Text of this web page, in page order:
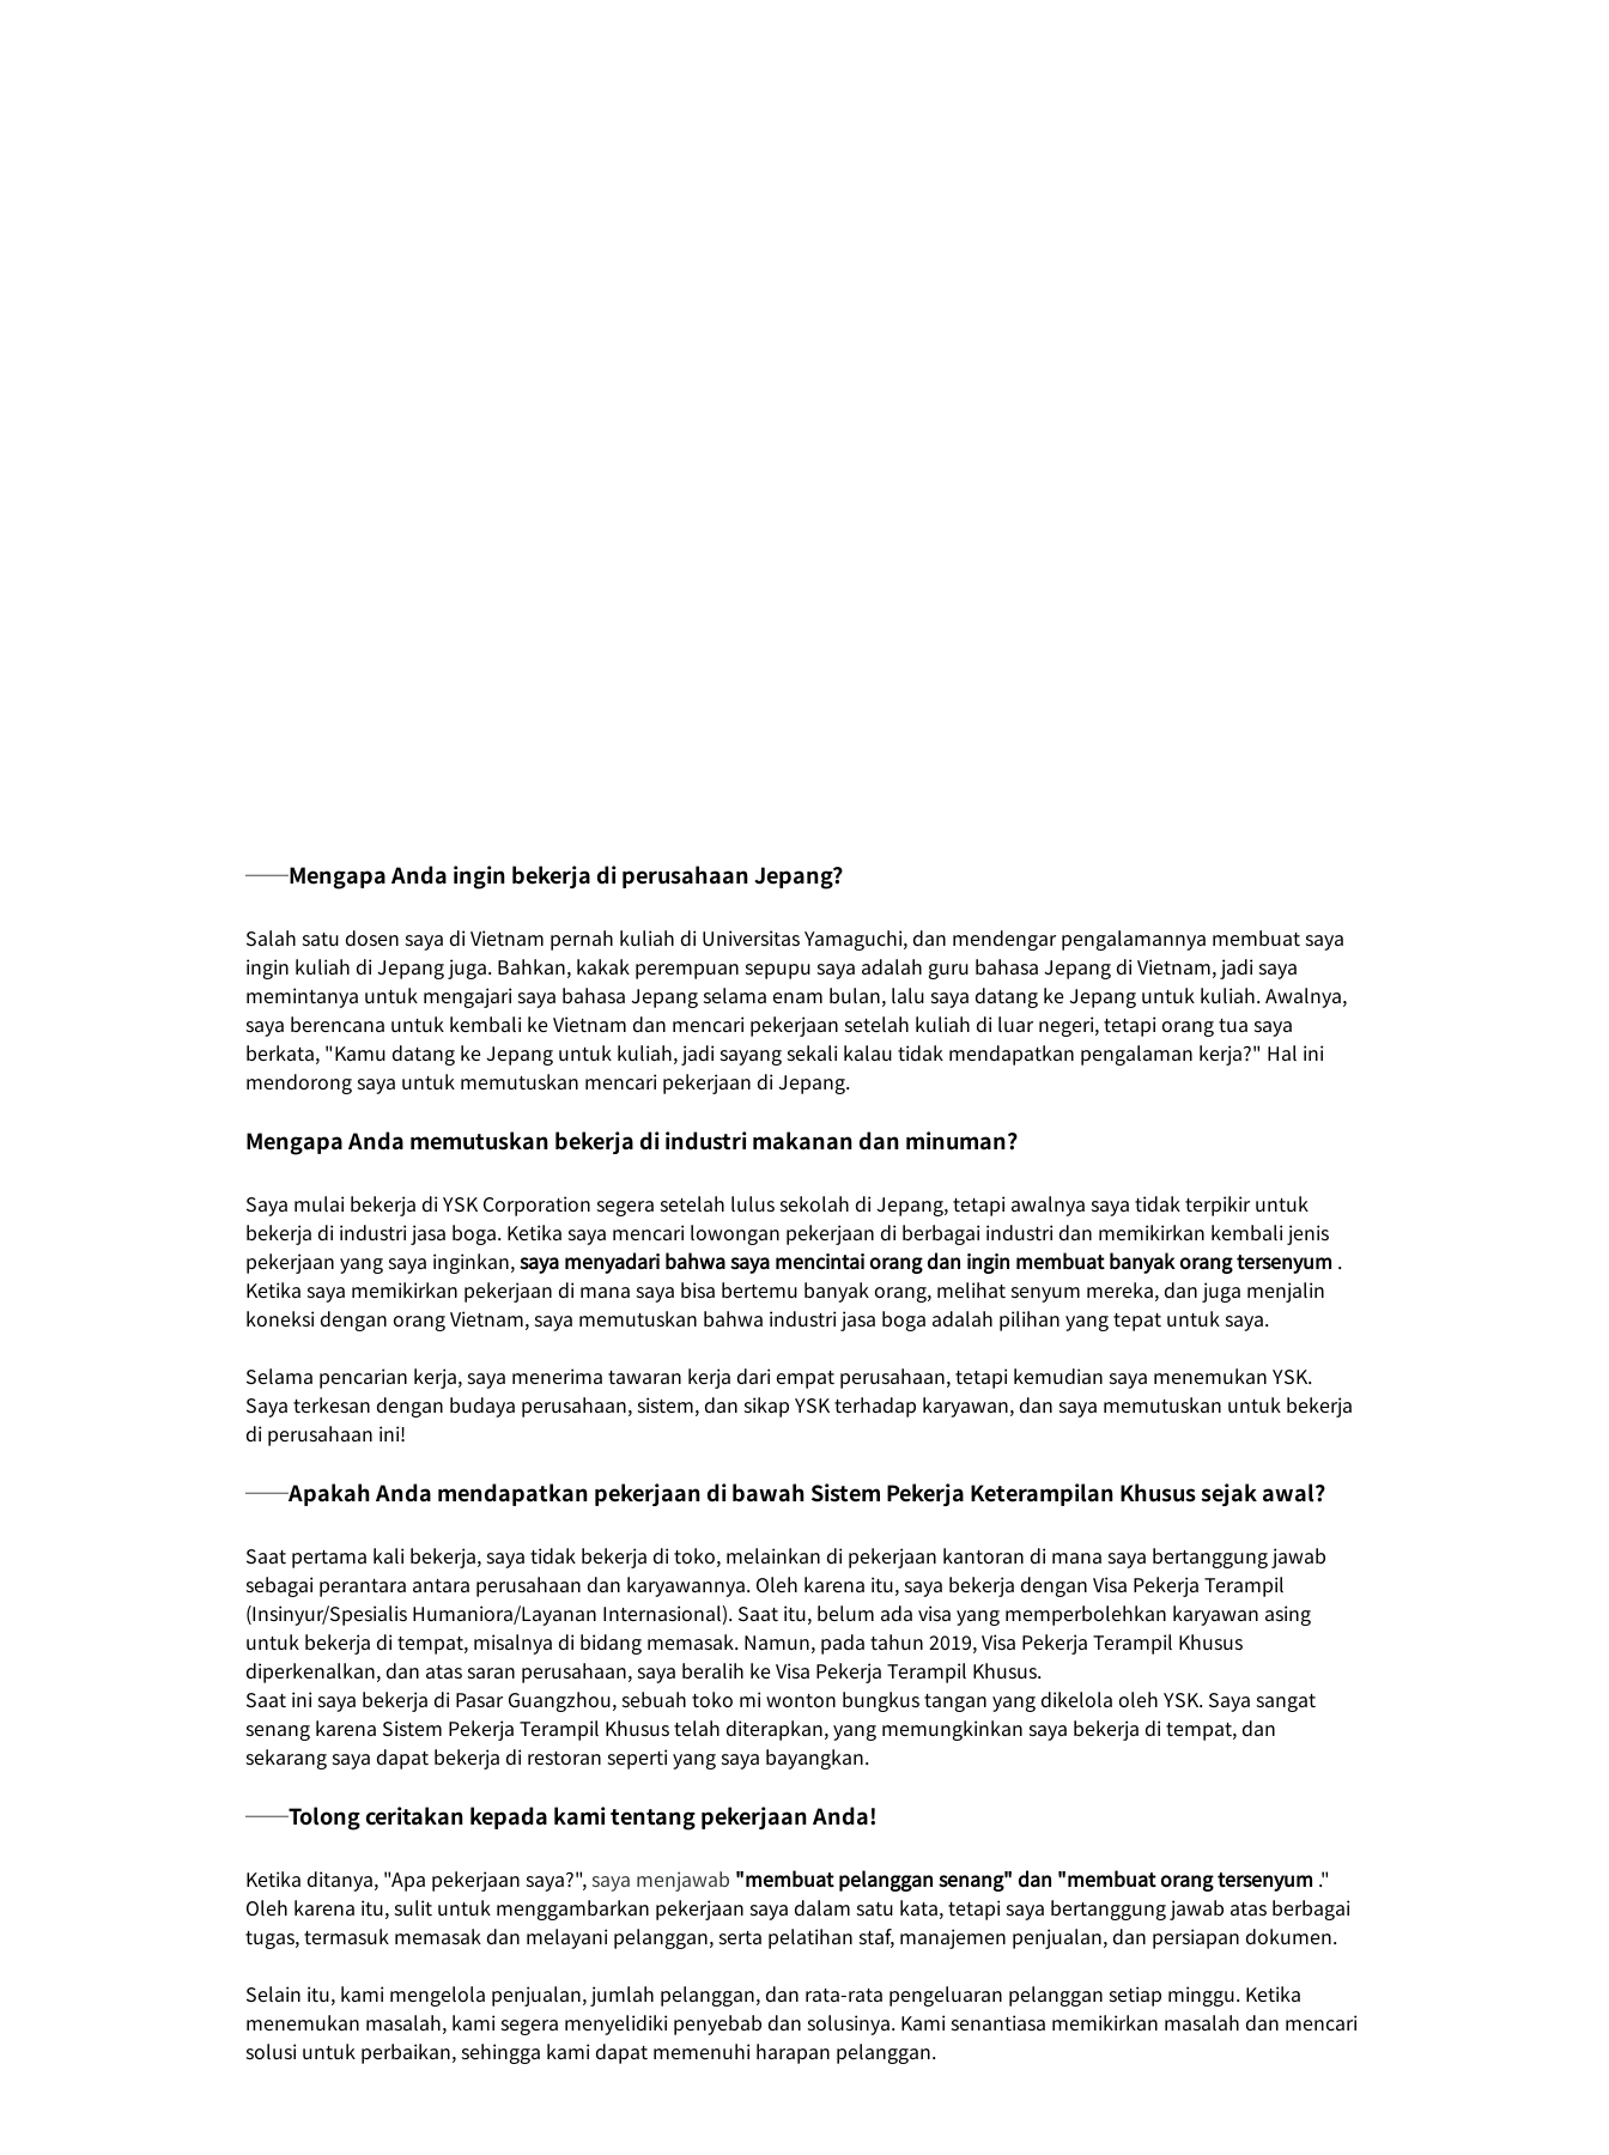
──Mengapa Anda ingin bekerja di perusahaan Jepang?
Salah satu dosen saya di Vietnam pernah kuliah di Universitas Yamaguchi, dan mendengar pengalamannya membuat saya
ingin kuliah di Jepang juga. Bahkan, kakak perempuan sepupu saya adalah guru bahasa Jepang di Vietnam, jadi saya
memintanya untuk mengajari saya bahasa Jepang selama enam bulan, lalu saya datang ke Jepang untuk kuliah. Awalnya,
saya berencana untuk kembali ke Vietnam dan mencari pekerjaan setelah kuliah di luar negeri, tetapi orang tua saya
berkata, "Kamu datang ke Jepang untuk kuliah, jadi sayang sekali kalau tidak mendapatkan pengalaman kerja?" Hal ini
mendorong saya untuk memutuskan mencari pekerjaan di Jepang.
Mengapa Anda memutuskan bekerja di industri makanan dan minuman?
Saya mulai bekerja di YSK Corporation segera setelah lulus sekolah di Jepang, tetapi awalnya saya tidak terpikir untuk
bekerja di industri jasa boga. Ketika saya mencari lowongan pekerjaan di berbagai industri dan memikirkan kembali jenis
pekerjaan yang saya inginkan,saya menyadari bahwa saya mencintai orang dan ingin membuat banyak orang tersenyum .
Ketika saya memikirkan pekerjaan di mana saya bisa bertemu banyak orang, melihat senyum mereka, dan juga menjalin
koneksi dengan orang Vietnam, saya memutuskan bahwa industri jasa boga adalah pilihan yang tepat untuk saya.
Selama pencarian kerja, saya menerima tawaran kerja dari empat perusahaan, tetapi kemudian saya menemukan YSK.
Saya terkesan dengan budaya perusahaan, sistem, dan sikap YSK terhadap karyawan, dan saya memutuskan untuk bekerja
di perusahaan ini!
──Apakah Anda mendapatkan pekerjaan di bawah Sistem Pekerja Keterampilan Khusus sejak awal?
Saat pertama kali bekerja, saya tidak bekerja di toko, melainkan di pekerjaan kantoran di mana saya bertanggung jawab
sebagai perantara antara perusahaan dan karyawannya. Oleh karena itu, saya bekerja dengan Visa Pekerja Terampil
(Insinyur/Spesialis Humaniora/Layanan Internasional). Saat itu, belum ada visa yang memperbolehkan karyawan asing
untuk bekerja di tempat, misalnya di bidang memasak. Namun, pada tahun 2019, Visa Pekerja Terampil Khusus
diperkenalkan, dan atas saran perusahaan, saya beralih ke Visa Pekerja Terampil Khusus.
Saat ini saya bekerja di Pasar Guangzhou, sebuah toko mi wonton bungkus tangan yang dikelola oleh YSK. Saya sangat
senang karena Sistem Pekerja Terampil Khusus telah diterapkan, yang memungkinkan saya bekerja di tempat, dan
sekarang saya dapat bekerja di restoran seperti yang saya bayangkan.
──Tolong ceritakan kepada kami tentang pekerjaan Anda!
Ketika ditanya, "Apa pekerjaan saya?", saya menjawab "membuat pelanggan senang" dan "membuat orang tersenyum ."
Oleh karena itu, sulit untuk menggambarkan pekerjaan saya dalam satu kata, tetapi saya bertanggung jawab atas berbagai
tugas, termasuk memasak dan melayani pelanggan, serta pelatihan staf, manajemen penjualan, dan persiapan dokumen.
Selain itu, kami mengelola penjualan, jumlah pelanggan, dan rata-rata pengeluaran pelanggan setiap minggu. Ketika
menemukan masalah, kami segera menyelidiki penyebab dan solusinya. Kami senantiasa memikirkan masalah dan mencari
solusi untuk perbaikan, sehingga kami dapat memenuhi harapan pelanggan.